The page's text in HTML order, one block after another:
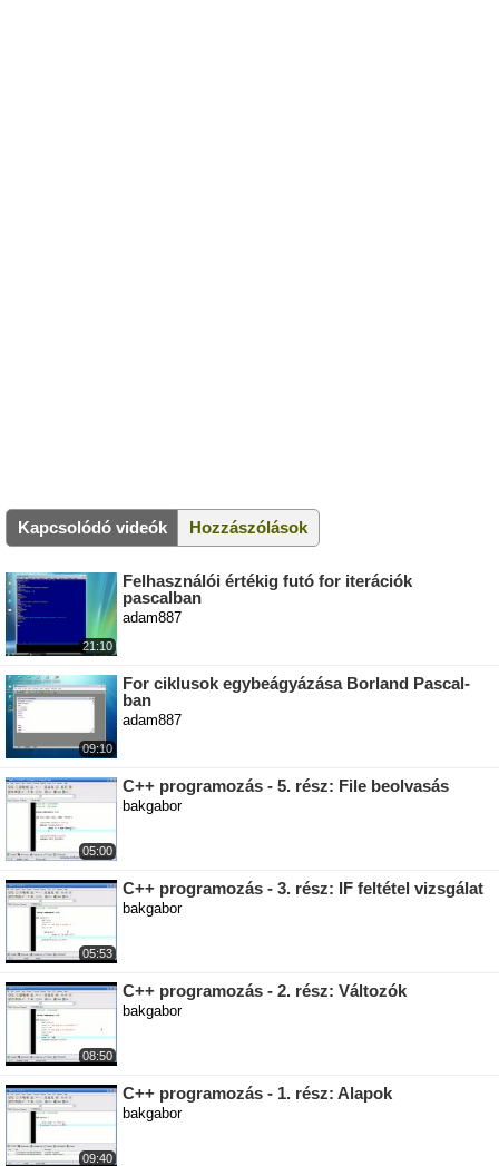
Kapcsolódó videók Hozzászólások
21:10
Felhasználói értékig futó for iterációk
pascalban
adam887
09:10
For ciklusok egybeágyázása Borland Pascal-
ban
adam887
05:00
C++ programozás - 5. rész: File beolvasás
bakgabor
05:53
C++ programozás - 3. rész: IF feltétel vizsgálat
bakgabor
08:50
C++ programozás - 2. rész: Változók
bakgabor
09:40
C++ programozás - 1. rész: Alapok
bakgabor